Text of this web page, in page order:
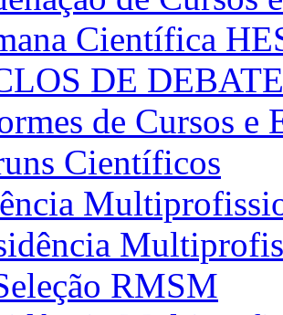
Científica
DE
de Cursos e
Científicos
RMSM